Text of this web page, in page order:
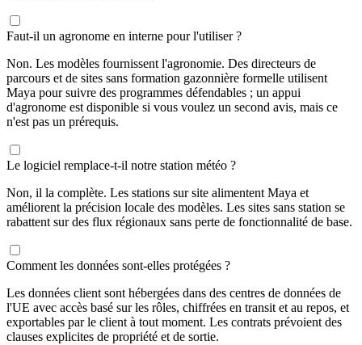
Faut-il un agronome en interne pour l'utiliser ?
Non. Les modèles fournissent l'agronomie. Des directeurs de
parcours et de sites sans formation gazonnière formelle utilisent
Maya pour suivre des programmes défendables ; un appui
d'agronome est disponible si vous voulez un second avis, mais ce
n'est pas un prérequis.
Le logiciel remplace-t-il notre station météo ?
Non, il la complète. Les stations sur site alimentent Maya et
améliorent la précision locale des modèles. Les sites sans station se
rabattent sur des flux régionaux sans perte de fonctionnalité de base.
Comment les données sont-elles protégées ?
Les données client sont hébergées dans des centres de données de
l'UE avec accès basé sur les rôles, chiffrées en transit et au repos, et
exportables par le client à tout moment. Les contrats prévoient des
clauses explicites de propriété et de sortie.